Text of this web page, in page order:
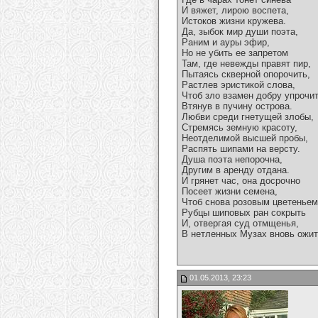
И вяжет, лирою воспета,
Истоков жизни кружева.
Да, зыбок мир души поэта,
Раним и ауры эфир,
Но не убить ее запретом
Там, где невежды правят пир,
Пытаясь скверной опорочить,
Растлев эристикой слова,
Чтоб зло взамен добру
Втянув в пучину острова.
Любви среди гнетущей злобы,
Стремясь земную красоту,
Неотделимой высшей пробы,
Распять шипами на версту.
Душа поэта непорочна,
Другим в аренду отдана.
И грянет час, она досрочно
Посеет жизни семена,
Чтоб снова розовым цветеньем
Рубцы шиповых ран сокрыть
И, отвергая суд отмщенья,
В нетленных Музах вновь
01.05.2013, 23:23